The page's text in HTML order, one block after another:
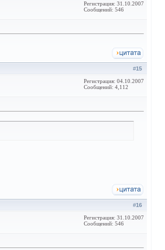
Регистрация: 31.10.2007
Сообщений: 546
#15
Регистрация: 04.10.2007
Сообщений: 4,112
#16
Регистрация: 31.10.2007
Сообщений: 546